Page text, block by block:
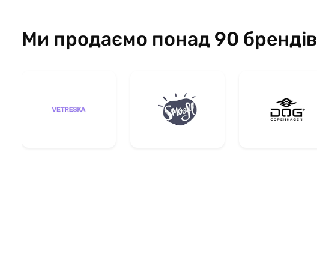
Ми продаємо понад 90 брендів